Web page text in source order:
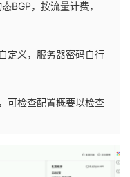
BGP，按流量计费，
定义，服务器密码自行
可检查配置概要以检查